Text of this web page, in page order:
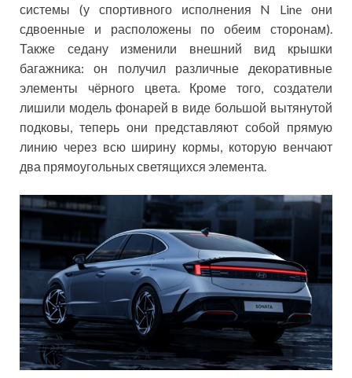
системы (у спортивного исполнения N Line они
сдвоенные и расположены по обеим сторонам).
Также седану изменили внешний вид крышки
багажника: он получил различные декоративные
элементы чёрного цвета. Кроме того, создатели
лишили модель фонарей в виде большой вытянутой
подковы, теперь они представляют собой прямую
линию через всю ширину кормы, которую венчают
два прямоугольных светящихся элемента.